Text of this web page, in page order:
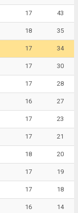
17 43
18 35
17 34
17 30
17 28
16 27
17 23
17 21
18 20
17 19
17 18
16 14